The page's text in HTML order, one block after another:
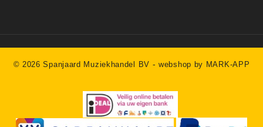
© 2026 Spanjaard Muziekhandel BV -webshop by MARK-APP